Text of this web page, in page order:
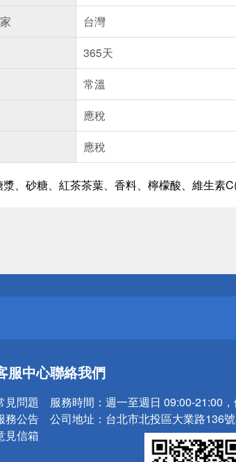
台灣
365天
常溫
應稅
應稅
、砂糖、紅茶茶葉、香料、檸檬酸、維生素
小心！
小心！
服中心
見問題
務公告
見信箱
聯絡我們
服務時間： 週一至週日 09:00-21:00
公司地址： 台北市北投區大業路136